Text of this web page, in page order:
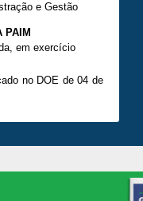
e Gestão
PAIM
em exercício
no DOE de 04 de